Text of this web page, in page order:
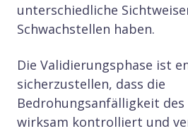
unterschiedliche
Schwachstellen haben.
Die Validierungsphase ist
sicherzustellen, dass die
Bedrohungsanfälligkeit
wirksam kontrolliert und